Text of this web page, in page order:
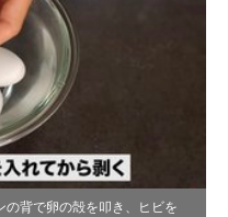
の背で卵の殻を叩き、ヒビを